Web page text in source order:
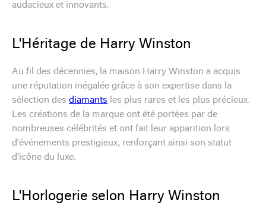
audacieux et innovants.
L'Héritage de Harry Winston
Au fil des décennies, la maison Harry Winston a acquis
une réputation inégalée grâce à son expertise dans la
sélection des diamants les plus rares et les plus précieux.
Les créations de la marque ont été portées par de
nombreuses célébrités et ont fait leur apparition lors
d'événements prestigieux, renforçant ainsi son statut
d'icône du luxe.
L'Horlogerie selon Harry Winston